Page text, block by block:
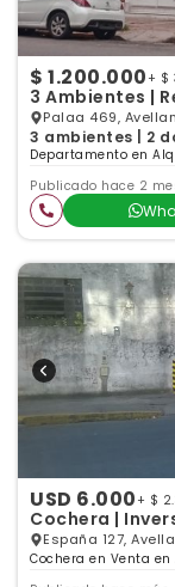
$ 1.200.000 + $
3 Ambientes |
Palaa 469,
3 ambientes | 2
Departamento en
Publicado hace 2
USD 6.000 + $
Cochera |
España 127,
Cochera en Venta